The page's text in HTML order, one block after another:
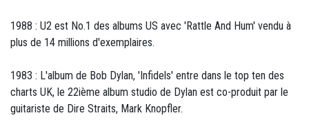
1988 : U2 est No.1 des albums US avec 'Rattle And Hum' vendu à
plus de 14 millions d'exemplaires.
1983 : L'album de Bob Dylan, 'Infidels' entre dans le top ten des
charts UK, le 22ième album studio de Dylan est co-produit par le
guitariste de Dire Straits, Mark Knopfler.